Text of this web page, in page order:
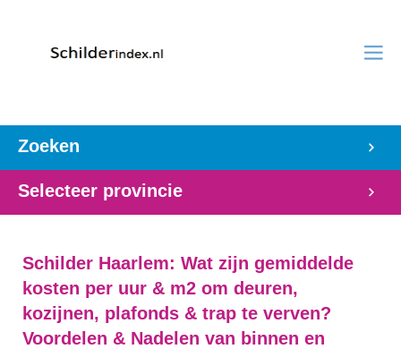
Zoeken
Selecteer provincie
Schilder Haarlem: Wat zijn gemiddelde
kosten per uur & m2 om deuren,
kozijnen, plafonds & trap te verven?
Voordelen & Nadelen van binnen en